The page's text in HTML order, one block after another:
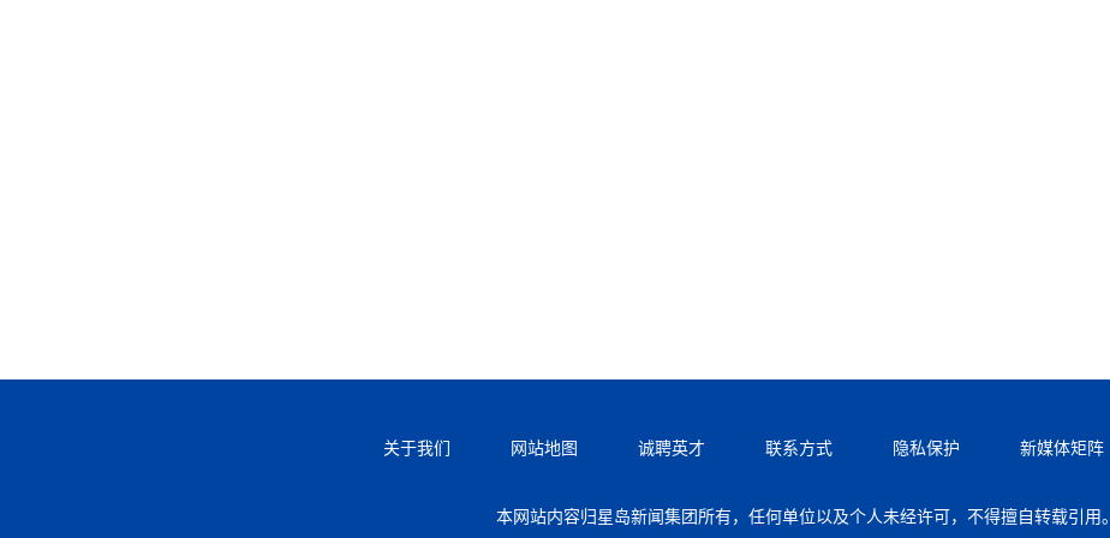
关于我们 网站地图 诚聘英才 联系方式 隐私保护 新媒体矩阵
本网站内容归星岛新闻集团所有，任何单位以及个人未经许可，不得擅自转载引用。